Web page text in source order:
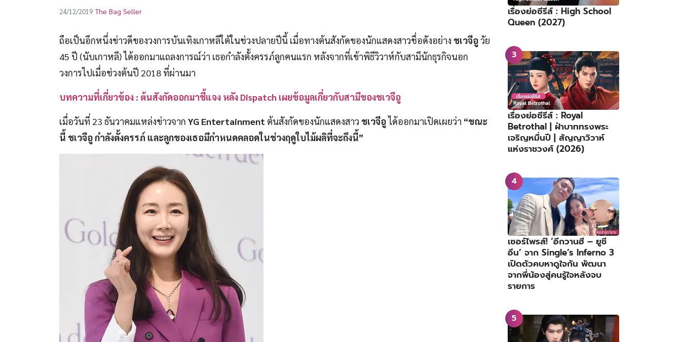
24/12/2019 The Bag Seller
ถือเป็นอีกหนึ่งข่าวดีของวงการบันเทิงเกาหลีใต้ในช่วงปลายปีนี้ เมื่อทางต้นสังกัดของนักแสดงสาวชื่อดังอย่าง ชเวจีอูวัย
45 ปี (นับเกาหลี) ได้ออกมาแถลงการณ์ว่า เธอกำลังตั้งครรภ์ลูกคนแรก หลังจากที่เข้าพิธีวิวาห์กับสามีนักธุรกิจนอก
วงการไปเมื่อช่วงต้นปี 2018 ที่ผ่านมา
บทความที่เกี่ยวข้อง : ต้นสังกัดออกมาชี้แจง หลัง Dispatch เผยข้อมูลเกี่ยวกับสามีของชเวจีอู
เมื่อวันที่ 23 ธันวาคมแหล่งข่าวจาก YG Entertainment ต้นสังกัดของนักแสดงสาว ชเวจีอูได้ออกมาเปิดเผยว่า “ขณะ
นี้ ชเวจีอู กำลังตั้งครรภ์ และลูกของเธอมีกำหนดคลอดในช่วงฤดูใบไม้ผลิที่จะถึงนี้”
เรื่องย่อซีรีส์ : High School
Queen (2027)
เรื่องย่อซีรีส์ : Royal
Betrothal | ฝ่าบาททรงพระ
เจริญหมื่นปี | สัญญาวิวาห์
แห่งราชวงศ์ (2026)
เซอร์ไพรส์! ‘อีกวานฮี – ยูชี
อึน’ จาก Single’s Inferno 3
เปิดตัวคบหาดูใจกัน พัฒนา
จากพี่น้องสู่คนรู้ใจหลังจบ
รายการ